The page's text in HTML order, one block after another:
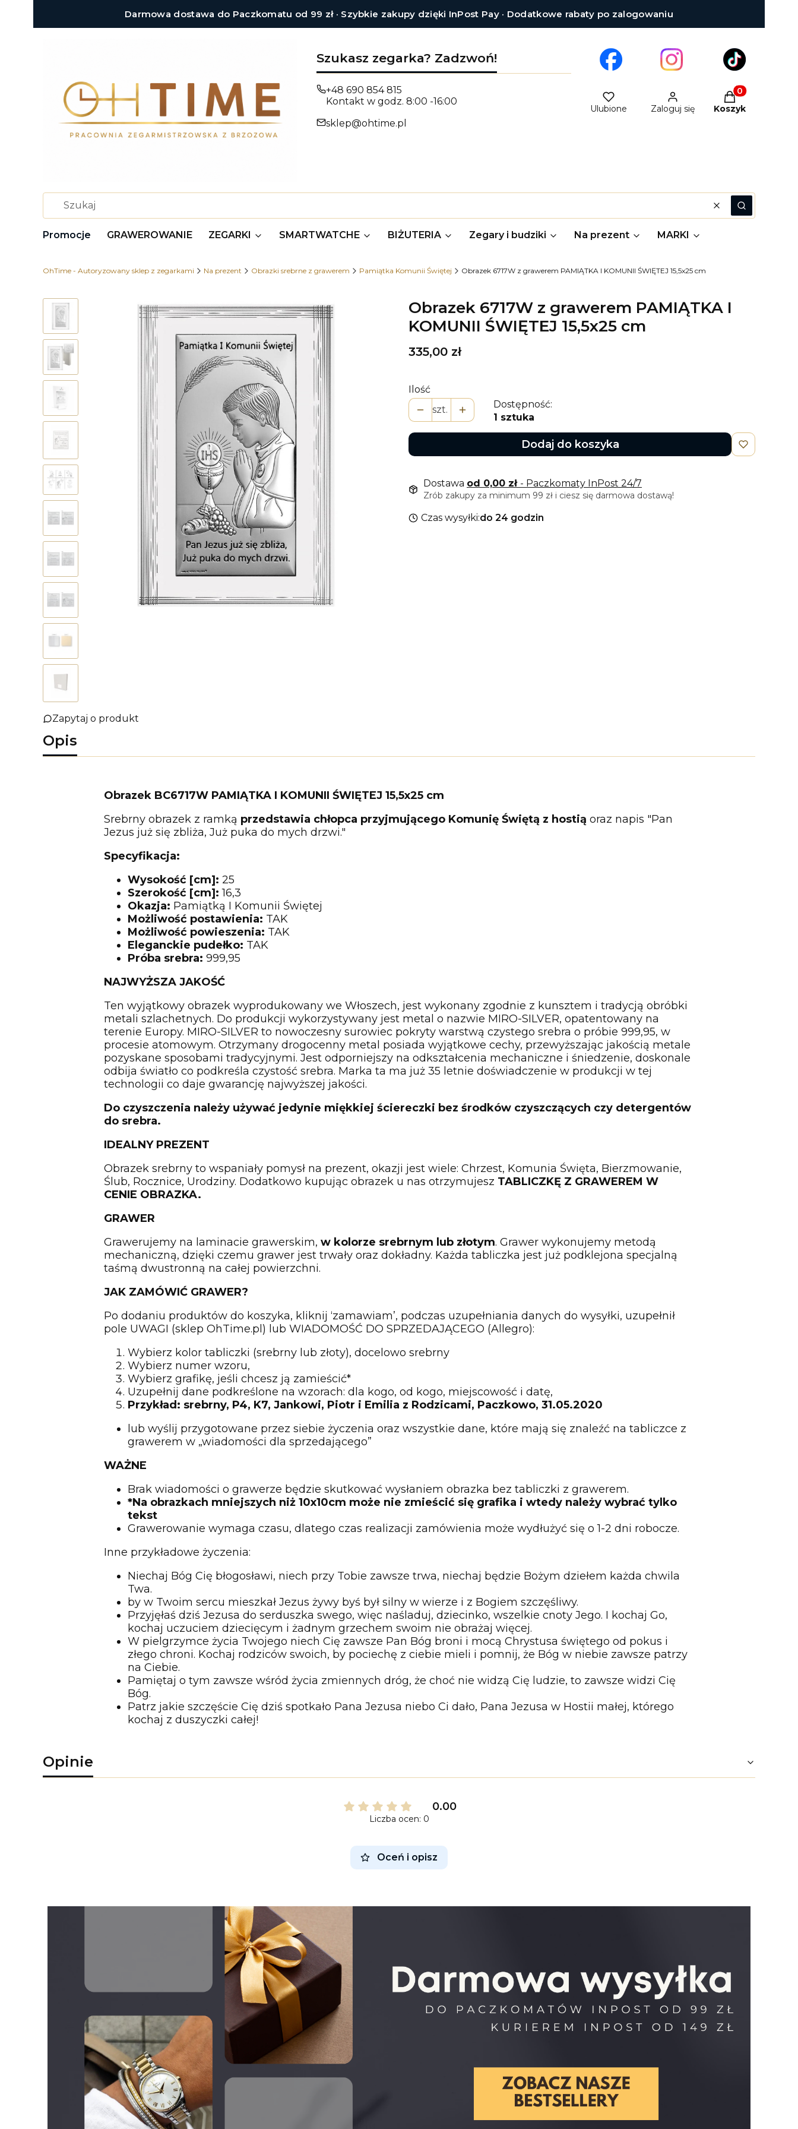
Darmowa dostawa do Paczkomatu od 99 zł · Szybkie zakupy dzięki InPost Pay · Dodatkowe rabaty po zalogowaniu
Szukasz zegarka? Zadzwoń!
+48 690 854 815
Kontakt w godz. 8:00 -16:00
sklep@ohtime.pl
Ulubione Zaloguj się
Produkty w
Koszyk
WyczyśćSzukaj
Promocje GRAWEROWANIE ZEGARKI SMARTWATCHE BIŻUTERIA Zegary i budziki Na prezent MARKI
OhTime - Autoryzowany sklep z zegarkami Na prezent Obrazki srebrne z grawerem Pamiątka Komunii Świętej Obrazek 6717W z grawerem PAMIĄTKA I KOMUNII ŚWIĘTEJ 15,5x25 cm
Zapytaj o produkt
Obrazek 6717W z grawerem PAMIĄTKA I
KOMUNII ŚWIĘTEJ 15,5x25 cm
Cena
335,00 zł
Ilość
szt.
Dostępność:
1 sztuka
Dodaj do koszyka
Dostawa od 0,00 zł - Paczkomaty InPost 24/7
Zrób zakupy za minimum 99 zł i ciesz się darmowa dostawą!
Czas wysyłki:do 24 godzin
Opis
Obrazek BC6717W PAMIĄTKA I KOMUNII ŚWIĘTEJ 15,5x25 cm
Srebrny obrazek z ramką przedstawia chłopca przyjmującego Komunię Świętą z hostią oraz napis "Pan
Jezus już się zbliża, Już puka do mych drzwi."
Specyfikacja:
Wysokość [cm]: 25
Szerokość [cm]: 16,3
Okazja: Pamiątką I Komunii Świętej
Możliwość postawienia: TAK
Możliwość powieszenia: TAK
Eleganckie pudełko: TAK
Próba srebra: 999,95
NAJWYŻSZA JAKOŚĆ
Ten wyjątkowy obrazek wyprodukowany we Włoszech, jest wykonany zgodnie z kunsztem i tradycją obróbki
metali szlachetnych. Do produkcji wykorzystywany jest metal o nazwie MIRO-SILVER, opatentowany na
terenie Europy. MIRO-SILVER to nowoczesny surowiec pokryty warstwą czystego srebra o próbie 999,95, w
procesie atomowym. Otrzymany drogocenny metal posiada wyjątkowe cechy, przewyższając jakością metale
pozyskane sposobami tradycyjnymi. Jest odporniejszy na odkształcenia mechaniczne i śniedzenie, doskonale
odbija światło co podkreśla czystość srebra. Marka ta ma już 35 letnie doświadczenie w produkcji w tej
technologii co daje gwarancję najwyższej jakości.
Do czyszczenia należy używać jedynie miękkiej ściereczki bez środków czyszczących czy detergentów
do srebra.
IDEALNY PREZENT
Obrazek srebrny to wspaniały pomysł na prezent, okazji jest wiele: Chrzest, Komunia Święta, Bierzmowanie,
Ślub, Rocznice, Urodziny. Dodatkowo kupując obrazek u nas otrzymujesz TABLICZKĘ Z GRAWEREM W
CENIE OBRAZKA.
GRAWER
Grawerujemy na laminacie grawerskim, w kolorze srebrnym lub złotym. Grawer wykonujemy metodą
mechaniczną, dzięki czemu grawer jest trwały oraz dokładny. Każda tabliczka jest już podklejona specjalną
taśmą dwustronną na całej powierzchni.
JAK ZAMÓWIĆ GRAWER?
Po dodaniu produktów do koszyka, kliknij ‘zamawiam’, podczas uzupełniania danych do wysyłki, uzupełnił
pole UWAGI (sklep OhTime.pl) lub WIADOMOŚĆ DO SPRZEDAJĄCEGO (Allegro):
Wybierz kolor tabliczki (srebrny lub złoty), docelowo srebrny
Wybierz numer wzoru,
Wybierz grafikę, jeśli chcesz ją zamieścić*
Uzupełnij dane podkreślone na wzorach: dla kogo, od kogo, miejscowość i datę,
Przykład: srebrny, P4, K7, Jankowi, Piotr i Emilia z Rodzicami, Paczkowo, 31.05.2020
lub wyślij przygotowane przez siebie życzenia oraz wszystkie dane, które mają się znaleźć na tabliczce z
grawerem w „wiadomości dla sprzedającego”
WAŻNE
Brak wiadomości o grawerze będzie skutkować wysłaniem obrazka bez tabliczki z grawerem.
*Na obrazkach mniejszych niż 10x10cm może nie zmieścić się grafika i wtedy należy wybrać tylko
tekst
Grawerowanie wymaga czasu, dlatego czas realizacji zamówienia może wydłużyć się o 1-2 dni robocze.
Inne przykładowe życzenia:
Niechaj Bóg Cię błogosławi, niech przy Tobie zawsze trwa, niechaj będzie Bożym dziełem każda chwila
Twa.
by w Twoim sercu mieszkał Jezus żywy byś był silny w wierze i z Bogiem szczęśliwy.
Przyjęłaś dziś Jezusa do serduszka swego, więc naśladuj, dziecinko, wszelkie cnoty Jego. I kochaj Go,
kochaj uczuciem dziecięcym i żadnym grzechem swoim nie obrażaj więcej.
W pielgrzymce życia Twojego niech Cię zawsze Pan Bóg broni i mocą Chrystusa świętego od pokus i
złego chroni. Kochaj rodziców swoich, by pociechę z ciebie mieli i pomnij, że Bóg w niebie zawsze patrzy
na Ciebie.
Pamiętaj o tym zawsze wśród życia zmiennych dróg, że choć nie widzą Cię ludzie, to zawsze widzi Cię
Bóg.
Patrz jakie szczęście Cię dziś spotkało Pana Jezusa niebo Ci dało, Pana Jezusa w Hostii małej, którego
kochaj z duszyczki całej!
Opinie
0.00
Liczba ocen: 0
Oceń i opisz